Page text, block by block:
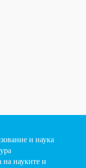
и наука
на науките и